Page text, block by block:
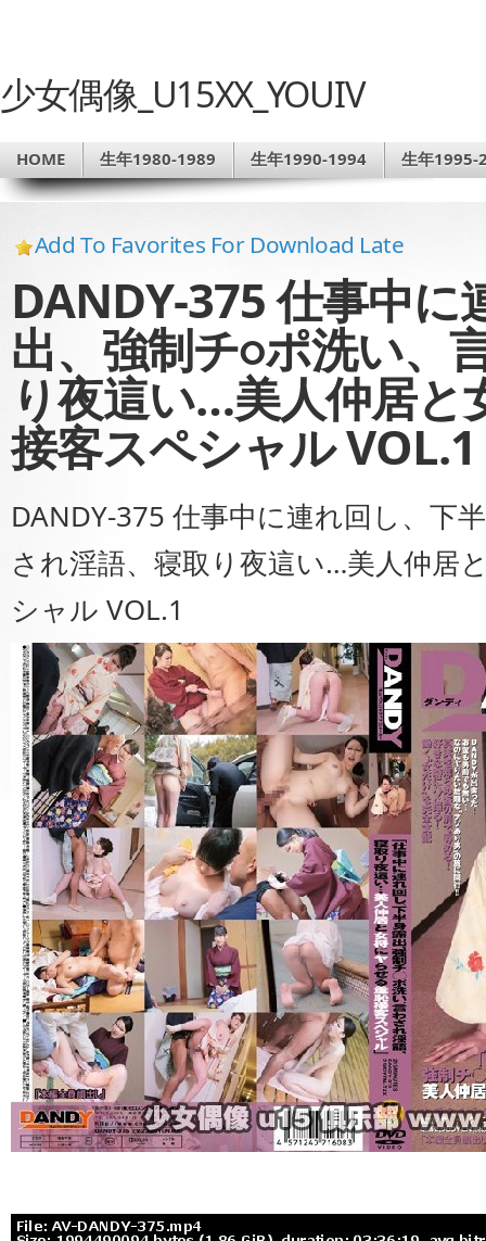
少女偶像_U15XX_YOUIV
HOME 生年1980-1989 生年1990-1994 生年1995-
Add To Favorites For Download Late
DANDY-375 仕事中に
出、強制チ○ポ洗い、
り夜這い…美人仲居と
接客スペシャル VOL.1
DANDY-375 仕事中に連れ回し、下
され淫語、寝取り夜這い…美人仲居
シャル VOL.1